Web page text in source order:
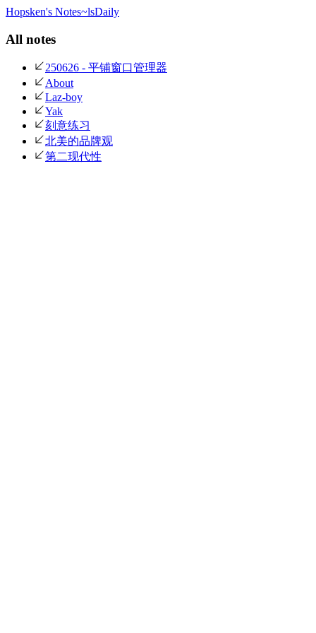
Hopsken's Notes~lsDaily
All notes
250626 - 平铺窗口管理器
About
Laz-boy
Yak
刻意练习
北美的品牌观
第二现代性